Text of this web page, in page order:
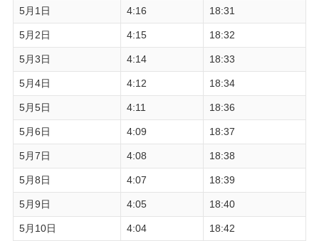
5月1日 4:16 18:31
5月2日 4:15 18:32
5月3日 4:14 18:33
5月4日 4:12 18:34
5月5日 4:11 18:36
5月6日 4:09 18:37
5月7日 4:08 18:38
5月8日 4:07 18:39
5月9日 4:05 18:40
5月10日 4:04 18:42